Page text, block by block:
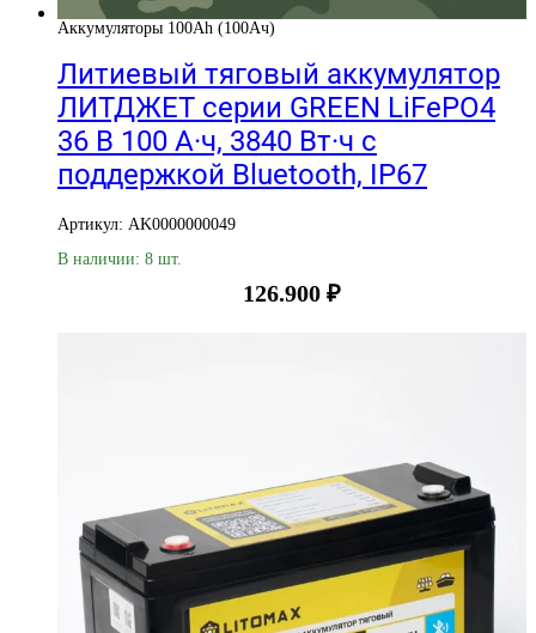
Аккумуляторы 100Ah (100Ач)
Литиевый тяговый аккумулятор
ЛИТДЖЕТ серии GREEN LiFePO4
36 В 100 А·ч, 3840 Вт·ч с
поддержкой Bluetooth, IP67
Артикул: AK0000000049
В наличии: 8 шт.
126.900 ₽